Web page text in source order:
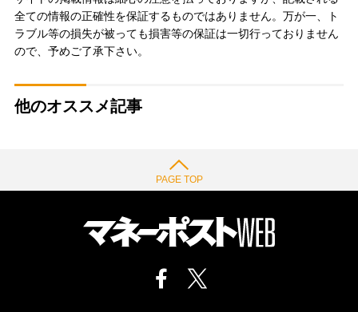
全ての情報の正確性を保証するものではありません。万が一、ト
ラブル等の損失が被っても損害等の保証は一切行っておりません
ので、予めご了承下さい。
他のオススメ記事
PAGE TOP